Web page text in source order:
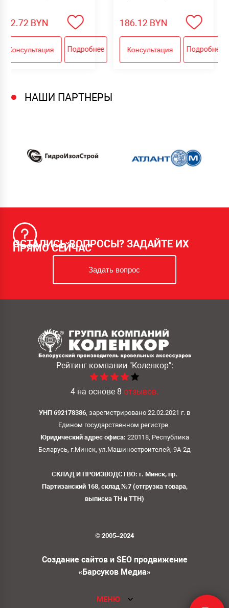
BYN
Подробнее
186.12BYN
Консультация Подробнее
НАШИ ПАРТНЕРЫ
ОСТАЛИСЬ ВОПРОСЫ? ЗАДАЙТЕ ИХ
ПРЯМО СЕЙЧАС
Задать вопрос
Рейтинг компании "Коленкор":
4 на основе 8 отзывов.
УНП 692178386 , зарегистрировано 22.02.2021 г. в
Едином государственном регистре.
Юридический адрес офиса: 220118, Республика
Беларусь, г.Минск, ул.Машиностроителей, 9А-2д
СКЛАД И ПРОИЗВОДСТВО: г. Минск, пр.
Партизанский 168, склад №7 (отгрузка товара,
выписка ТН и ТТН)
© 2005–2024
Создание сайтов и SEO продвижение
«Барсуков Медиа»
МЕНЮ